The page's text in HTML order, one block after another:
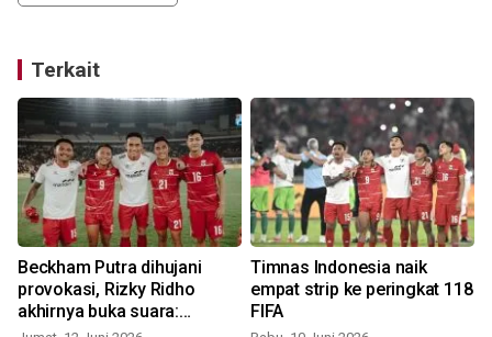
Terkait
Beckham Putra dihujani
provokasi, Rizky Ridho
akhirnya buka suara:
Timnas Indonesia naik
empat strip ke peringkat 118
FIFA